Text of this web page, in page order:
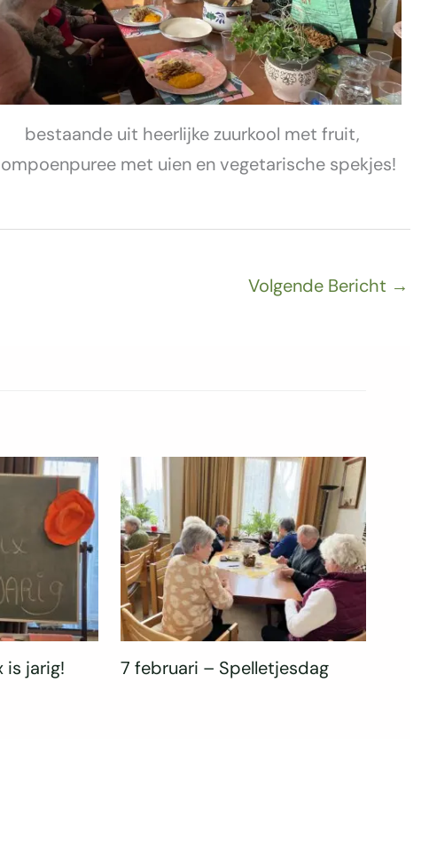
bestaande uit heerlijke zuurkool met fruit,
met uien en vegetarische spekjes!
Volgende Bericht →
is jarig! 7 februari – Spelletjesdag